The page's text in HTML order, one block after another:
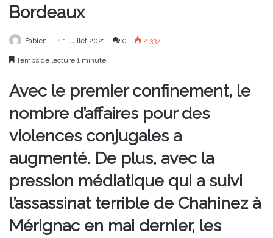
Bordeaux
Fabien 1 juillet 2021 0 2 337
Temps de lecture 1 minute
Avec le premier confinement, le
nombre d’affaires pour des
violences conjugales a
augmenté. De plus, avec la
pression médiatique qui a suivi
l’assassinat terrible de Chahinez à
Mérignac en mai dernier, les